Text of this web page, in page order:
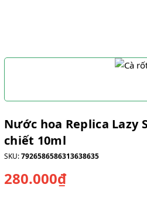
Nước hoa Replica Lazy
chiết 10ml
SKU:7926586586313638635
280.000₫